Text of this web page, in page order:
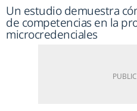
Un estudio demuestra
de competencias en la
microcredenciales